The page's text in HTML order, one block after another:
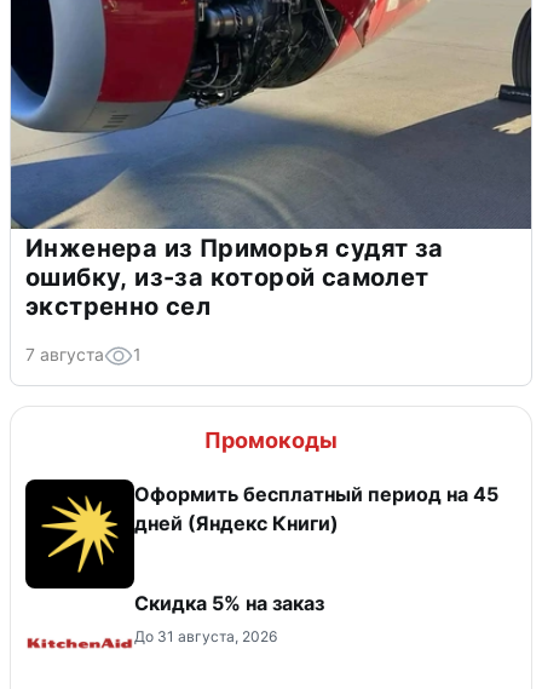
Инженера из Приморья судят за
ошибку, из-за которой самолет
экстренно сел
7 августа 1
Промокоды
Оформить бесплатный период на 45
дней (Яндекс Книги)
Скидка 5% на заказ
До 31 августа, 2026